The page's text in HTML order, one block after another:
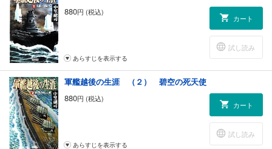
880円 (税込)
カート
試し読み
あらすじを表示する
軍艦越後の生涯 （２） 碧空の死天使
880円 (税込)
カート
試し読み
あらすじを表示する